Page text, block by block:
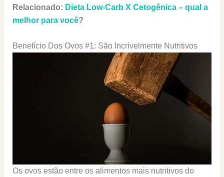
Relacionado: Dieta Low-Carb X Cetogênica – qual a
melhor para você?
Benefício Dos Ovos #1: São Incrivelmente Nutritivos
Os ovos estão entre os alimentos mais nutritivos do